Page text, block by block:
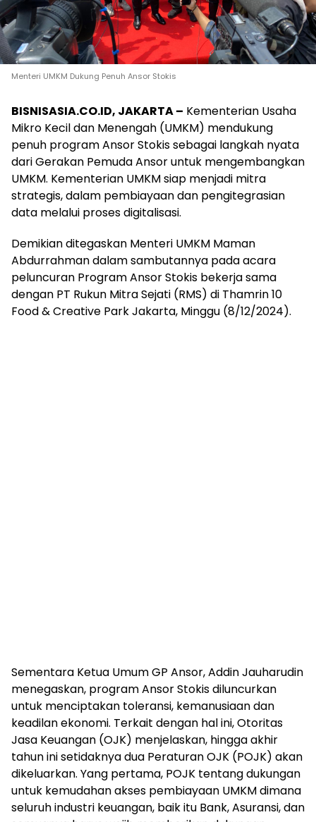
Menteri UMKM Dukung Penuh Ansor Stokis
BISNISASIA.CO.ID, JAKARTA – Kementerian Usaha
Mikro Kecil dan Menengah (UMKM) mendukung
penuh program Ansor Stokis sebagai langkah nyata
dari Gerakan Pemuda Ansor untuk mengembangkan
UMKM. Kementerian UMKM siap menjadi mitra
strategis, dalam pembiayaan dan pengitegrasian
data melalui proses digitalisasi.
Demikian ditegaskan Menteri UMKM Maman
Abdurrahman dalam sambutannya pada acara
peluncuran Program Ansor Stokis bekerja sama
dengan PT Rukun Mitra Sejati (RMS) di Thamrin 10
Food & Creative Park Jakarta, Minggu (8/12/2024).
Sementara Ketua Umum GP Ansor, Addin Jauharudin
menegaskan, program Ansor Stokis diluncurkan
untuk menciptakan toleransi, kemanusiaan dan
keadilan ekonomi. Terkait dengan hal ini, Otoritas
Jasa Keuangan (OJK) menjelaskan, hingga akhir
tahun ini setidaknya dua Peraturan OJK (POJK) akan
dikeluarkan. Yang pertama, POJK tentang dukungan
untuk kemudahan akses pembiayaan UMKM dimana
seluruh industri keuangan, baik itu Bank, Asuransi, dan